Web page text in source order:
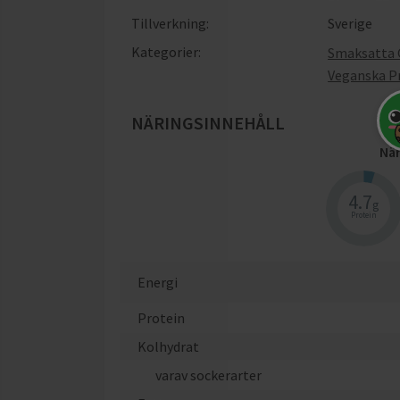
Tillverkning:
Sverige
Kategorier:
Smaksatta
Veganska
NÄRINGSINNEHÅLL
4.7g
Protein
Energi
Protein
Kolhydrat
varav sockerarter